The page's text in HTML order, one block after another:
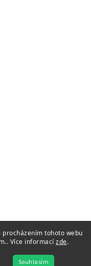
procházením tohoto webu
Více informacízde.
Souhlasím